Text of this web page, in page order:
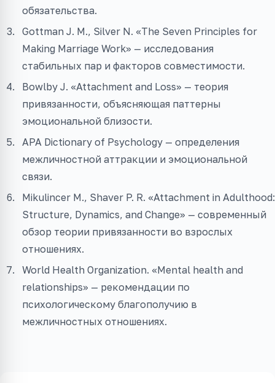
обязательства.
Gottman J. M., Silver N. «The Seven Principles for
Making Marriage Work» — исследования
стабильных пар и факторов совместимости.
Bowlby J. «Attachment and Loss» — теория
привязанности, объясняющая паттерны
эмоциональной близости.
APA Dictionary of Psychology — определения
межличностной аттракции и эмоциональной
связи.
Mikulincer M., Shaver P. R. «Attachment in Adulthood:
Structure, Dynamics, and Change» — современный
обзор теории привязанности во взрослых
отношениях.
World Health Organization. «Mental health and
relationships» — рекомендации по
психологическому благополучию в
межличностных отношениях.